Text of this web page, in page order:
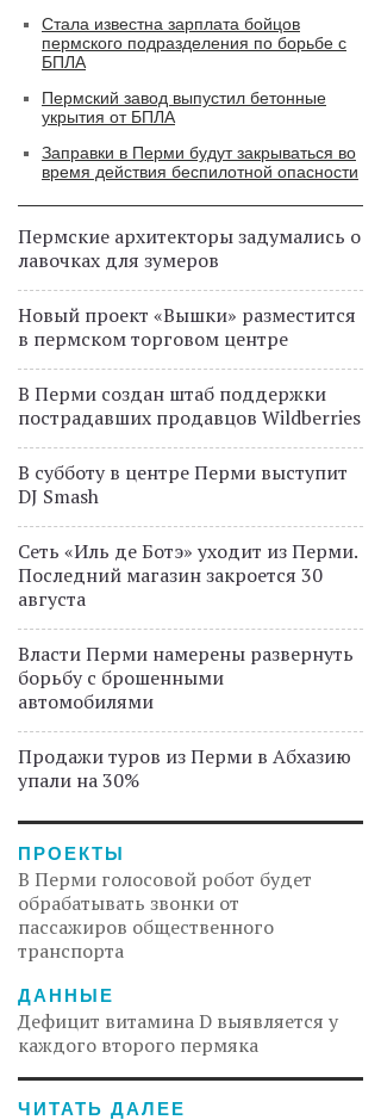
Стала известна зарплата бойцов
пермского подразделения по борьбе с
БПЛА
Пермский завод выпустил бетонные
укрытия от БПЛА
Заправки в Перми будут закрываться во
время действия беспилотной опасности
Пермские архитекторы задумались о
лавочках для зумеров
Новый проект «Вышки» разместится
в пермском торговом центре
В Перми создан штаб поддержки
пострадавших продавцов Wildberries
В субботу в центре Перми выступит
DJ Smash
Сеть «Иль де Ботэ» уходит из Перми.
Последний магазин закроется 30
августа
Власти Перми намерены развернуть
борьбу с брошенными
автомобилями
Продажи туров из Перми в Абхазию
упали на 30%
ПРОЕКТЫ
В Перми голосовой робот будет
обрабатывать звонки от
пассажиров общественного
транспорта
ДАННЫЕ
Дефицит витамина D выявляется у
каждого второго пермяка
ЧИТАТЬ ДАЛЕЕ